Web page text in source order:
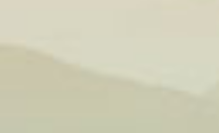
rất nhiều
phẩm có
gốc